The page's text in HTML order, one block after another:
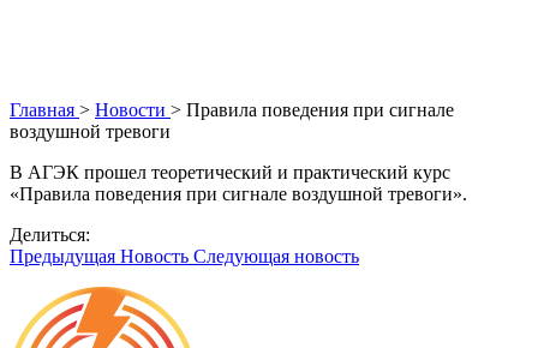
Главная > Новости > Правила поведения при сигнале
воздушной тревоги
В АГЭК прошел теоретический и практический курс
«Правила поведения при сигнале воздушной тревоги».
Делиться:
Предыдущая Новость Следующая новость